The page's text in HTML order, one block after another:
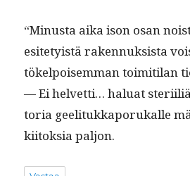
“Minus­ta aika ison osan
esite­ty­istä raken­nuk­sista
tökelpoisem­man toim­i­ti­lan
— Ei hel­vetti… halu­at
to­ria geel­i­tukka­porukalle
kiitok­sia paljon.